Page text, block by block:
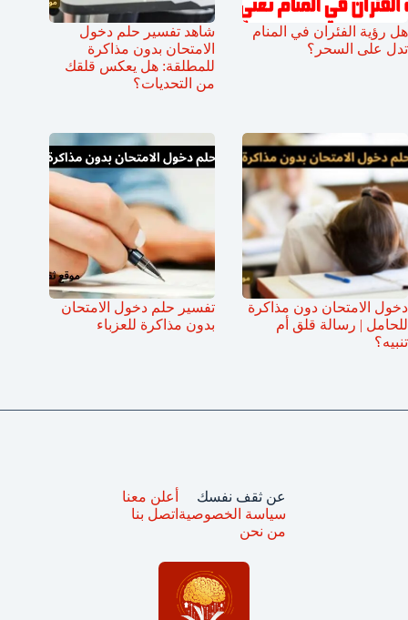
هل رؤية الفئران في المنام
تدل على السحر؟
شاهد تفسير حلم دخول
الامتحان بدون مذاكرة
للمطلقة: هل يعكس قلقك
من التحديات؟
دخول الامتحان دون مذاكرة
للحامل | رسالة قلق أم
تنبيه؟
تفسير حلم دخول الامتحان
بدون مذاكرة للعزباء
عن ثقف نفسك
سياسة الخصوصية
من نحن
أعلن معنا
اتصل بنا